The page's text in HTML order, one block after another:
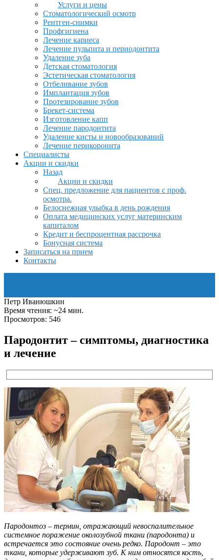
Услуги и цены
Стоматологический осмотр
Рентген-снимки
Профгигиена
Лечение кариеса
Лечение пульпита и периодонтита
Удаление зуба
Детская стоматология
Эстетическая стоматология
Отбеливание зубов
Имплантация зубов
Протезирование зубов
Брекет-система
Изготовление капп
Лечение пародонтита
Удаление кисты и новообразований
Лечение перикоронита
Специалисты
Акции и скидки
Назад
Акции и скидки
Спец. предложение для пациентов с проф.
осмотра.
Белоснежная улыбка в день рождения
Оплата медицинских услуг материнским
капиталом
Кредит и беспроцентная рассрочка
Бонусная система
Записаться на прием
Контакты
Петр Иванюшкин
Время чтения: ~24 мин.
Просмотров: 546
Пародонтит – симптомы, диагностика
и лечение
Пародонтоз – термин, отражающий невоспалительное
системное поражение околозубной ткани (пародонта) и
встречается это состояние очень редко. Пародонт – это
ткани, которые удерживают зуб. К ним относятся кость,